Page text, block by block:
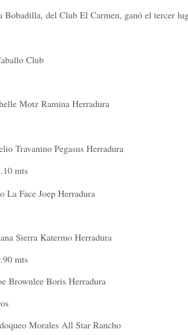
Bobadilla, del Club El Carmen, ganó el tercer
Club
Motz Ramina Herradura
Travanino Pegasus Herradura
mts
La Face Joep Herradura
Sierra Katermo Herradura
mts
Brownlee Boris Herradura
Morales All Star Rancho